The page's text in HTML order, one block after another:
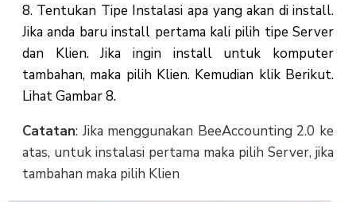
8. Tentukan Tipe Instalasi apa yang akan di install.
Jika anda baru install pertama kali pilih tipe Server
dan Klien. Jika ingin install untuk komputer
tambahan, maka pilih Klien. Kemudian klik Berikut.
Lihat Gambar 8.
Catatan: Jika menggunakan BeeAccounting 2.0 ke
atas, untuk instalasi pertama maka pilih Server, jika
tambahan maka pilih Klien